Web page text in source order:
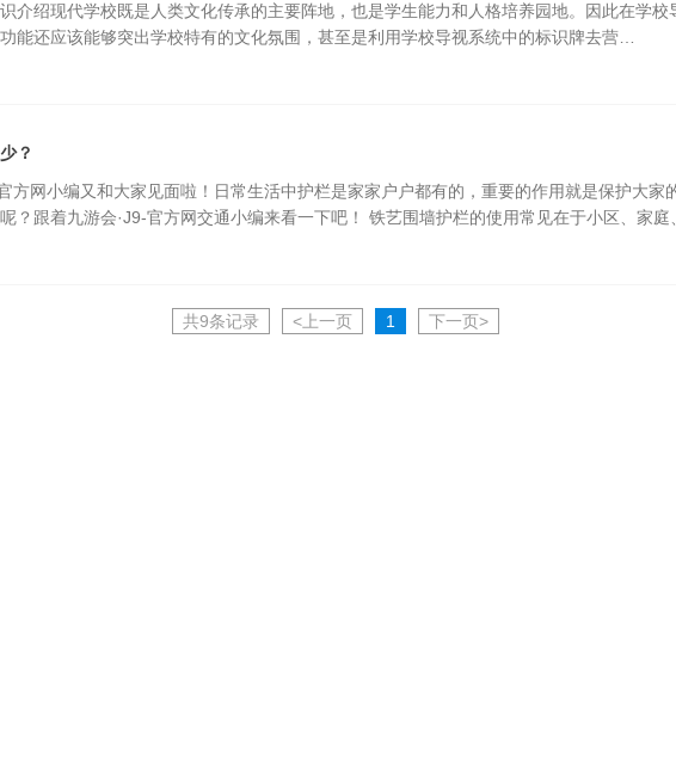
介绍现代学校既是人类文化传承的主要阵地，也是学生能力和人格培养园地。因此在学校
功能还应该能够突出学校特有的文化氛围，甚至是利用学校导视系统中的标识牌去营…
？
官方网小编又和大家见面啦！日常生活中护栏是家家户户都有的，重要的作用就是保护大
？跟着九游会·J9-官方网交通小编来看一下吧！ 铁艺围墙护栏的使用常见在于小区、家庭
共9条记录 <上一页 1 下一页>